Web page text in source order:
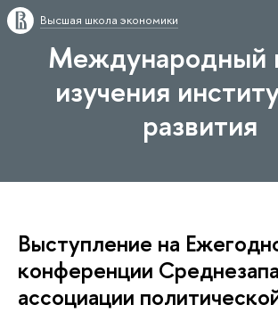
Высшая школа экономики
Международный
изучения
развития
Выступление на
конференции
ассоциации